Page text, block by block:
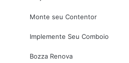
Monte seu Contentor
Implemente Seu Comboio
Bozza Renova